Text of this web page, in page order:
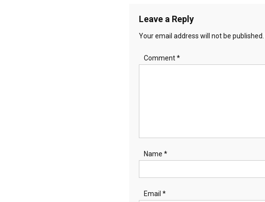
Leave a Reply
Your email address will not be published.
Comment*
Name *
Email *